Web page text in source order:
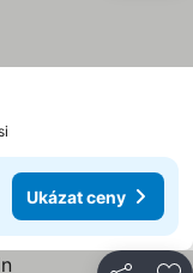
Ukázat ceny